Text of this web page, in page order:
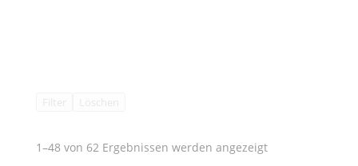
1–48 von 62 Ergebnissen werden angezeigt